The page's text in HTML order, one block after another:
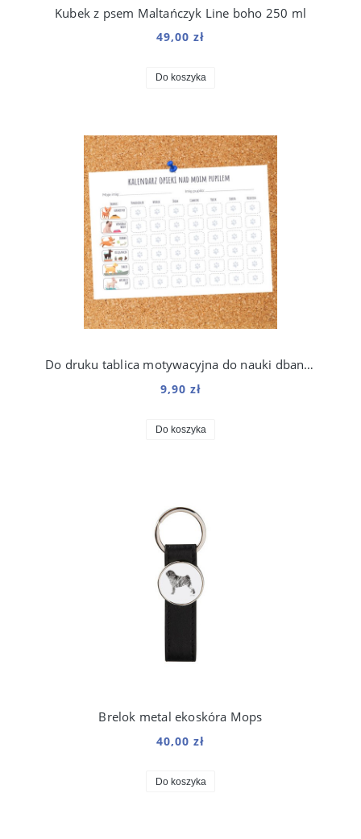
Kubek z psem Maltańczyk Line boho 250 ml
49,00 zł
Do koszyka
Do druku tablica motywacyjna do nauki dbania o psa dla dzieci
9,90 zł
Do koszyka
Brelok metal ekoskóra Mops
40,00 zł
Do koszyka